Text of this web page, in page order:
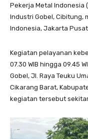
Pekerja Metal Indonesia
Industri Gobel, Cibitung,
Indonesia, Jakarta
Kegiatan pelayanan
07.30 WIB hingga 09.45
Gobel, Jl. Raya Teuku
Cikarang Barat,
kegiatan tersebut